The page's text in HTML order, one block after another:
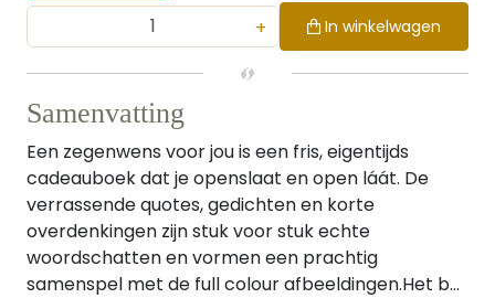
+ In winkelwagen
Samenvatting
Een zegenwens voor jou is een fris, eigentijds
cadeauboek dat je openslaat en open láát. De
verrassende quotes, gedichten en korte
overdenkingen zijn stuk voor stuk echte
woordschatten en vormen een prachtig
samenspel met de full colour afbeeldingen.Het b...